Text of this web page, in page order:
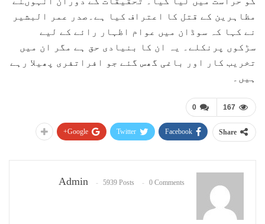
مظاہرین کے قتل کا اعتراف کیا ہے۔صدر عمر البشیر
نے کہا کہ سوڈان میں عوام اظہار رائے کے لیے
سڑکوں پرنکلے۔ یہ ان کا بنیادی حق ہے مگر ان میں
تخریب کار اور باغی گھس گئے جو افراتفری پھیلا رہے
ہیں۔
0 167
Share
Facebook
Twitter
Google+
Admin 5939 Posts 0 Comments